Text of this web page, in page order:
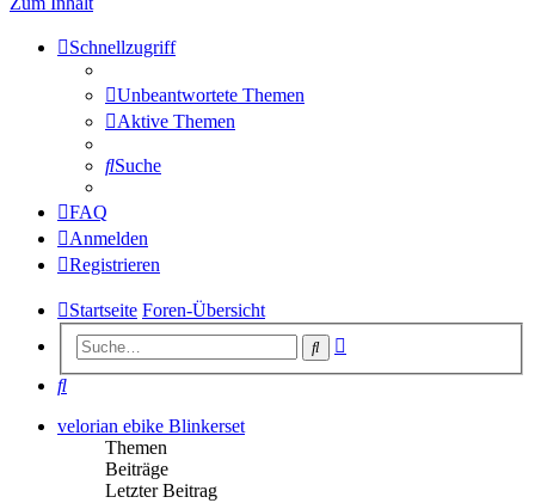
Schnellzugriff
Unbeantwortete Themen
Aktive Themen
Suche
FAQ
Anmelden
Registrieren
Startseite Foren-Übersicht
Suche
Suche
velorian ebike Blinkerset
Themen
Beiträge
Letzter Beitrag